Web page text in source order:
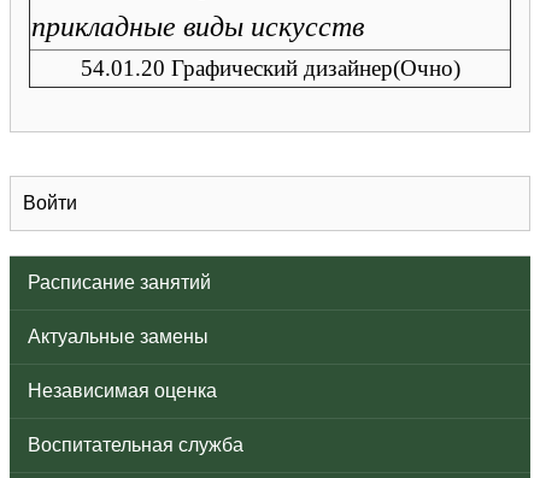
Войти
Расписание занятий
Актуальные замены
Независимая оценка
Воспитательная служба
прикладные виды искусств
54.01.20 Графический дизайнер(Очно)